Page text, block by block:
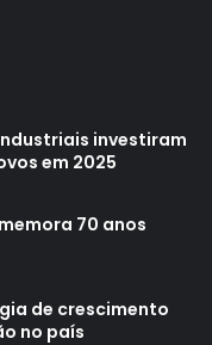
investiram
em 2025
70 anos
de crescimento
no país